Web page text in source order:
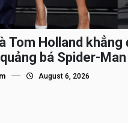
Tom Holland
bá Spider-Man
August 6, 2026